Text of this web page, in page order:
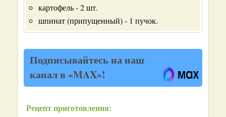
картофель - 2 шт.
шпинат (припущенный) - 1 пучок.
Подписывайтесь на наш
канал в «MAX»!
Рецепт приготовления: